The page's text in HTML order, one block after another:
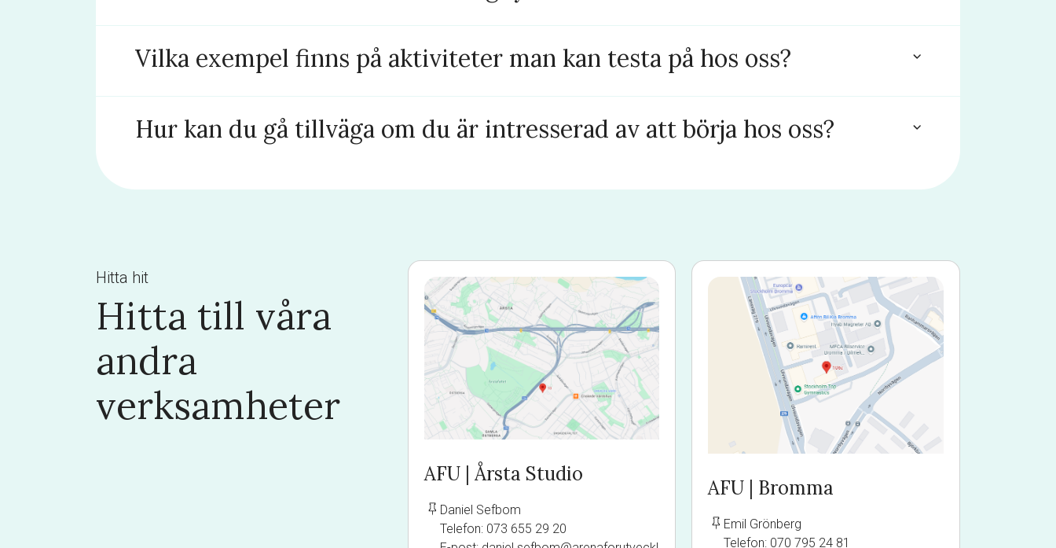
Vilka exempel finns på aktiviteter man kan testa på hos oss?
Hur kan du gå tillväga om du är intresserad av att börja hos oss?
Hitta hit
Hitta till våra
andra
verksamheter
AFU | Årsta Studio
Daniel Sefbom
Telefon: 073 655 29 20
AFU | Bromma
Emil Grönberg
Telefon: 070 795 24 81